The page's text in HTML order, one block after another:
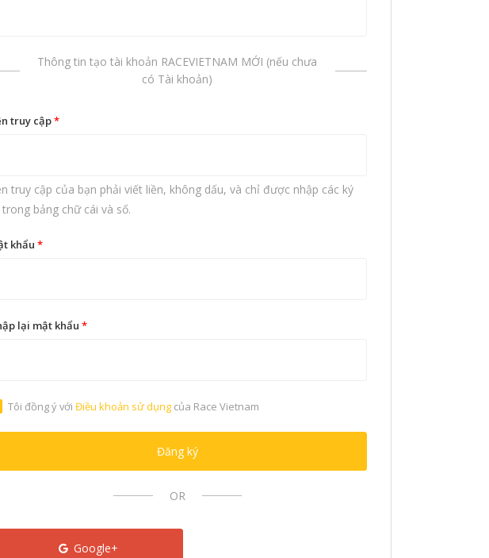
Thông tin tạo tài khoản RACEVIETNAM MỚI (nếu chưa
có Tài khoản)
truy cập*
truy cập của bạn phải viết liền, không dấu, và chỉ được nhập các ký
bảng chữ cái và số.
khẩu *
lại mật khẩu *
Tôi đồng ý với Điều khoản sử dụngcủa Race Vietnam
Đăng ký
OR
Google+